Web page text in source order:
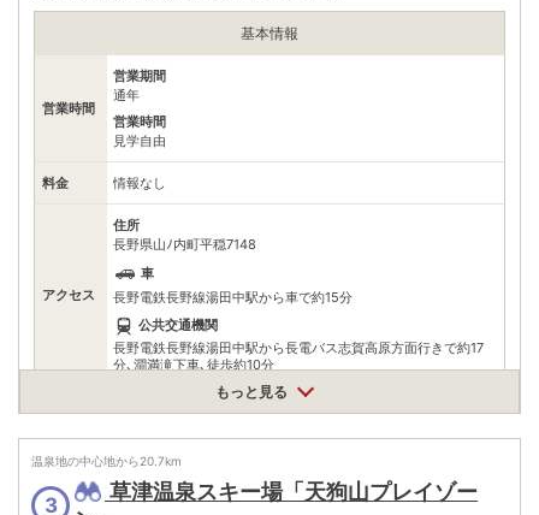
※ 掲載情報は変更になる場合があります。最新の内容はご利用前にご自身でお
問合せください。
※ 料金情報は税込・税抜表記が混ざっております。正しい金額はご利用前にご
自身でお問合せください。
基本情報
営業時間
営業期間
通年
営業時間
見学自由
料金 情報なし
アクセス
住所
長野県山ﾉ内町平穏7148
車
長野電鉄長野線湯田中駅から車で約15分
公共交通機関
長野電鉄長野線湯田中駅から長電バス志賀高原方面行きで約17
分､澗満滝下車､徒歩約10分
※ 掲載情報は変更になる場合があります。最新の内容はご利用前にご自身でお
問合せください。
もっと見る
温泉地の中心地から20.7km
3
草津温泉スキー場「天狗山プレイゾー